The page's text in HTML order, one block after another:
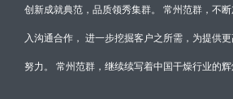
创新成就典范，品质领秀集群。 常州范群，不
入沟通合作， 进一步挖掘客户之所需，为提供
努力。 常州范群，继续续写着中国干燥行业的辉